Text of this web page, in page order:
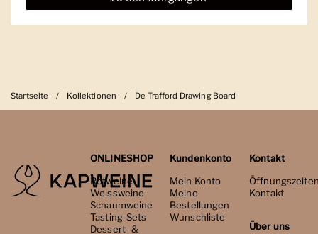
Startseite / Kollektionen / De Trafford Drawing Board
ONLINESHOP
Rotweine
Weissweine
Schaumweine
Tasting-Sets
Dessert- &
Kundenkonto
Mein Konto
Meine
Bestellungen
Wunschliste
Kontakt
Kontakt
Über uns